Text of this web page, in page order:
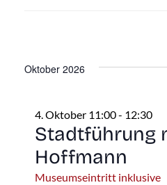
Oktober 2026
4. Oktober 11:00- 12:30
Stadtführung
Hoffmann
Museumseintritt inklusive